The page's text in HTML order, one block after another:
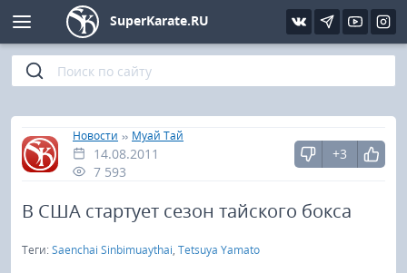
SuperKarate.RU
Главная
»
Новости » Муай Тай
14.08.2011
7 593
+3
В США стартует сезон тайского бокса
Теги:Saenchai Sinbimuaythai, Tetsuya Yamato
Киокушинкай
Кёкусин (IFK)
Шинкиокушинкай
Кекусин-кан
Кикбоксинг и K-1
Фото
Видео
Интервью
Статьи
Уроки каратэ
Файлы
Библиотека